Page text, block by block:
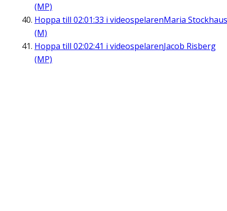
(MP)
Hoppa till 02:01:33 i videospelarenMaria Stockhaus
(M)
Hoppa till 02:02:41 i videospelarenJacob Risberg
(MP)